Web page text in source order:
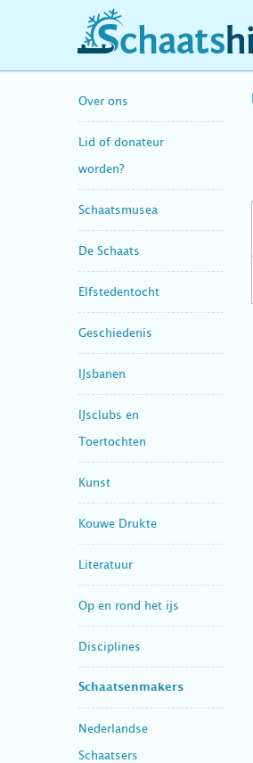
schaatshistorie.nl
Over ons
Lid of donateur
worden?
Schaatsmusea
De Schaats
Elfstedentocht
Geschiedenis
IJsbanen
IJsclubs en
Toertochten
Kunst
Kouwe Drukte
Literatuur
Op en rond het ijs
Disciplines
Schaatsenmakers
Nederlandse
Schaatsers